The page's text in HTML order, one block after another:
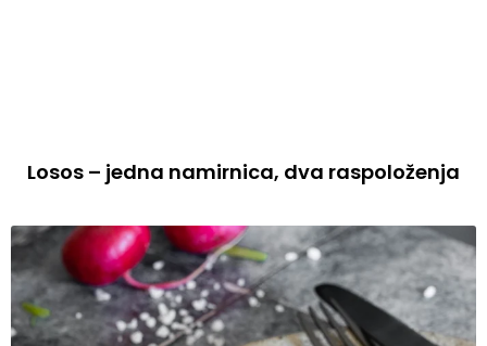
Losos – jedna namirnica, dva raspoloženja